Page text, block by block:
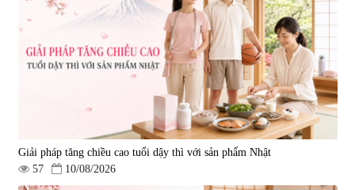
Giải pháp tăng chiều cao tuổi dậy thì với sản phẩm Nhật
57
10/08/2026